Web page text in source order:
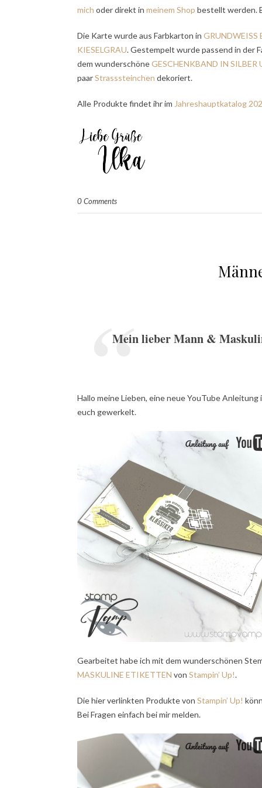
mich oder direkt in meinem Shop bestellt werden.
Die Karte wurde aus Farbkarton in GRUNDWEISS
KIESELGRAU. Gestempelt wurde passend in der
dem wunderschöneGESCHENKBAND IN SILBER
paarStrasssteinchen dekoriert.
Alle Produkte findet ihr im Jahreshauptkatalog
0 Comments
Mein lieber Mann &
Hallo meine Lieben, eine neue YouTube
euch gewerkelt.
Gearbeitet habe ich mit dem wunderschönen
MASKULINE ETIKETTEN von Stampin’ Up!.
Die hier verlinkten Produkte von Stampin’ Up!
Bei Fragen einfach bei mir melden.